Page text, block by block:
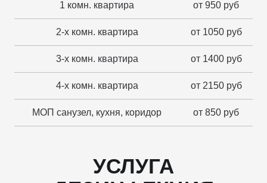
1 комн. квартира от 950 руб
2-х комн. квартира от 1050 руб
3-х комн. квартира от 1400 руб
4-х комн. квартира от 2150 руб
МОП санузел, кухня, коридор от 850 руб
УСЛУГА